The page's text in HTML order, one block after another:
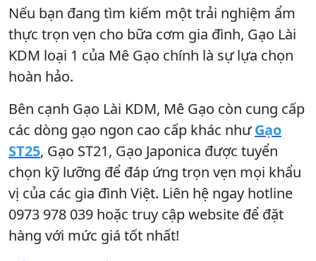
Nếu bạn đang tìm kiếm một trải nghiệm ẩm
thực trọn vẹn cho bữa cơm gia đình, Gạo Lài
KDM loại 1 của Mê Gạo chính là sự lựa chọn
hoàn hảo.
Bên cạnh Gạo Lài KDM, Mê Gạo còn cung cấp
các dòng gạo ngon cao cấp khác nhưGạo
ST25, Gạo ST21, Gạo Japonica được tuyển
chọn kỹ lưỡng để đáp ứng trọn vẹn mọi khẩu
vị của các gia đình Việt. Liên hệ ngay hotline
0973 978 039 hoặc truy cập website để đặt
hàng với mức giá tốt nhất!